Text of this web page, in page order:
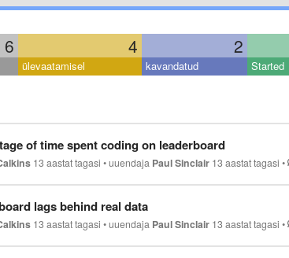
6 4 2
ülevaatamisel kavandatud Started
of time spent coding on leaderboard
13 aastat tagasi •uuendaja Paul Sinclair 13 aastat tagasi •
lags behind real data
13 aastat tagasi •uuendaja Paul Sinclair 13 aastat tagasi •